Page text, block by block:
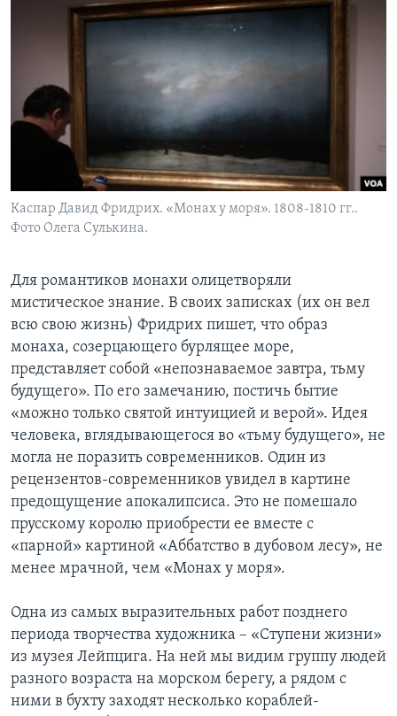
Каспар Давид Фридрих. «Монах у моря». 1808-1810 гг..
Фото Олега Сулькина.
Для романтиков монахи олицетворяли
мистическое знание. В своих записках (их он вел
всю свою жизнь) Фридрих пишет, что образ
монаха, созерцающего бурлящее море,
представляет собой «непознаваемое завтра, тьму
будущего». По его замечанию, постичь бытие
«можно только святой интуицией и верой». Идея
человека, вглядывающегося во «тьму будущего», не
могла не поразить современников. Один из
рецензентов-современников увидел в картине
предощущение апокалипсиса. Это не помешало
прусскому королю приобрести ее вместе с
«парной» картиной «Аббатство в дубовом лесу», не
менее мрачной, чем «Монах у моря».
Одна из самых выразительных работ позднего
периода творчества художника – «Ступени жизни»
из музея Лейпцига. На ней мы видим группу людей
разного возраста на морском берегу, а рядом с
ними в бухту заходят несколько кораблей-